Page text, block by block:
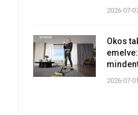
2026-07-
Okos
2026-07-01